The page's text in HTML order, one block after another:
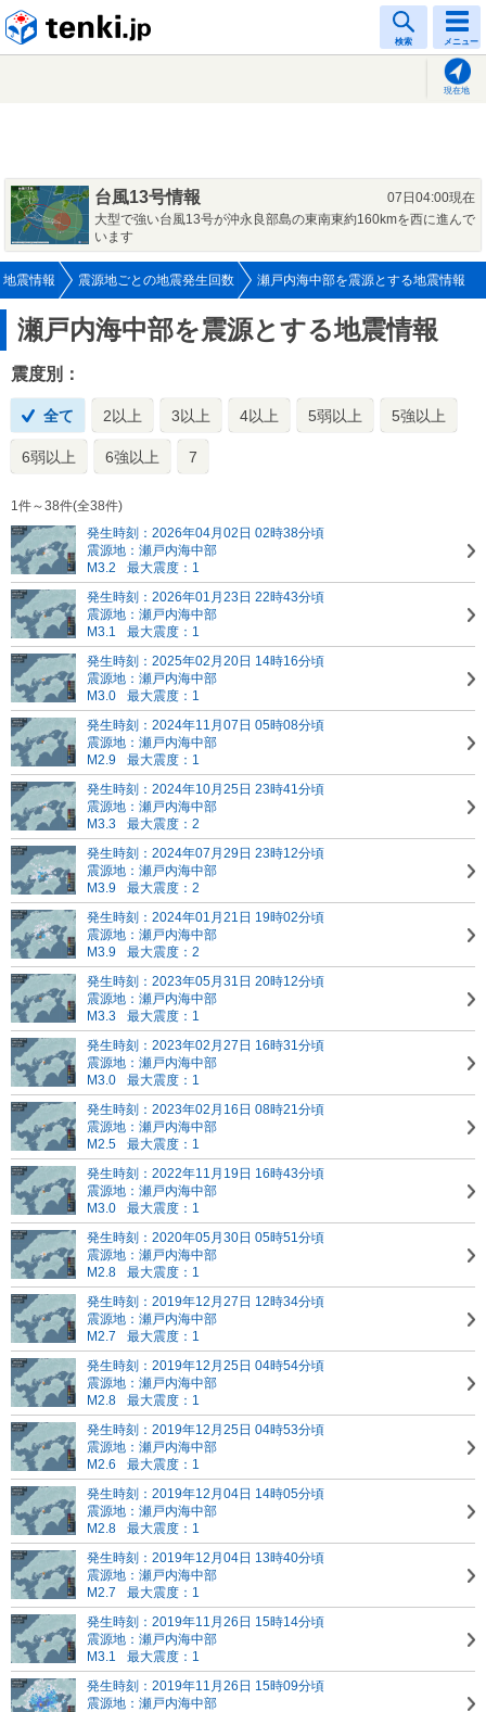
検索 メニュー
現在地
台風13号情報
07日04:00現在
大型で強い台風13号が沖永良部島の東南東約160kmを西に進んで
います
地震情報 震源地ごとの地震発生回数 瀬戸内海中部を震源とする地震情報
瀬戸内海中部を震源とする地震情報
震度別：
全て 2以上 3以上 4以上 5弱以上 5強以上
6弱以上 6強以上 7
1件～38件(全38件)
発生時刻：2026年04月02日 02時38分頃
震源地：瀬戸内海中部
M3.2
最大震度：1
発生時刻：2026年01月23日 22時43分頃
震源地：瀬戸内海中部
M3.1
最大震度：1
発生時刻：2025年02月20日 14時16分頃
震源地：瀬戸内海中部
M3.0
最大震度：1
発生時刻：2024年11月07日 05時08分頃
震源地：瀬戸内海中部
M2.9
最大震度：1
発生時刻：2024年10月25日 23時41分頃
震源地：瀬戸内海中部
M3.3
最大震度：2
発生時刻：2024年07月29日 23時12分頃
震源地：瀬戸内海中部
M3.9
最大震度：2
発生時刻：2024年01月21日 19時02分頃
震源地：瀬戸内海中部
M3.9
最大震度：2
発生時刻：2023年05月31日 20時12分頃
震源地：瀬戸内海中部
M3.3
最大震度：1
発生時刻：2023年02月27日 16時31分頃
震源地：瀬戸内海中部
M3.0
最大震度：1
発生時刻：2023年02月16日 08時21分頃
震源地：瀬戸内海中部
M2.5
最大震度：1
発生時刻：2022年11月19日 16時43分頃
震源地：瀬戸内海中部
M3.0
最大震度：1
発生時刻：2020年05月30日 05時51分頃
震源地：瀬戸内海中部
M2.8
最大震度：1
発生時刻：2019年12月27日 12時34分頃
震源地：瀬戸内海中部
M2.7
最大震度：1
発生時刻：2019年12月25日 04時54分頃
震源地：瀬戸内海中部
M2.8
最大震度：1
発生時刻：2019年12月25日 04時53分頃
震源地：瀬戸内海中部
M2.6
最大震度：1
発生時刻：2019年12月04日 14時05分頃
震源地：瀬戸内海中部
M2.8
最大震度：1
発生時刻：2019年12月04日 13時40分頃
震源地：瀬戸内海中部
M2.7
最大震度：1
発生時刻：2019年11月26日 15時14分頃
震源地：瀬戸内海中部
M3.1
最大震度：1
発生時刻：2019年11月26日 15時09分頃
震源地：瀬戸内海中部